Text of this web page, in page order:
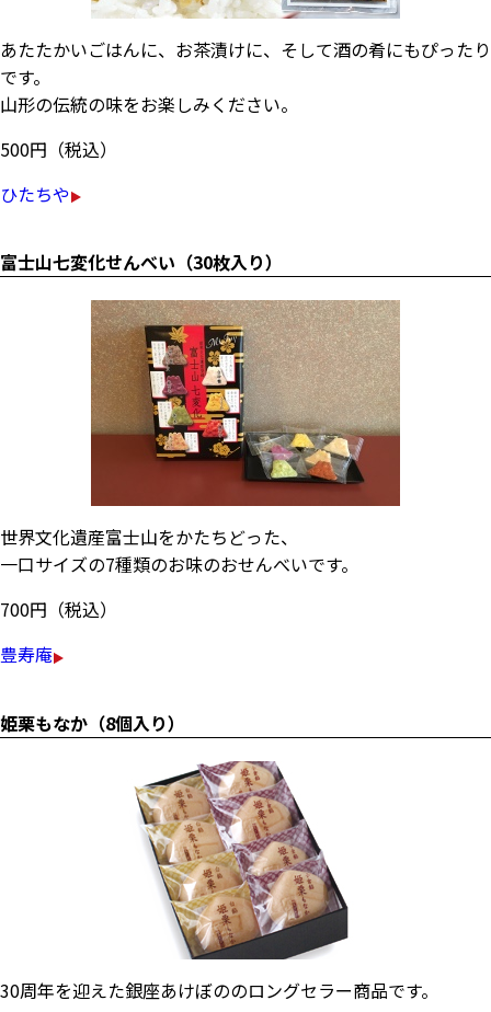
あたたかいごはんに、お茶漬けに、そして酒の肴にもぴったり
です。
山形の伝統の味をお楽しみください。
500円（税込）
ひたちや
富士山七変化せんべい（30枚入り）
世界文化遺産富士山をかたちどった、
一口サイズの7種類のお味のおせんべいです。
700円（税込）
豊寿庵
姫栗もなか（8個入り）
30周年を迎えた銀座あけぼののロングセラー商品です。